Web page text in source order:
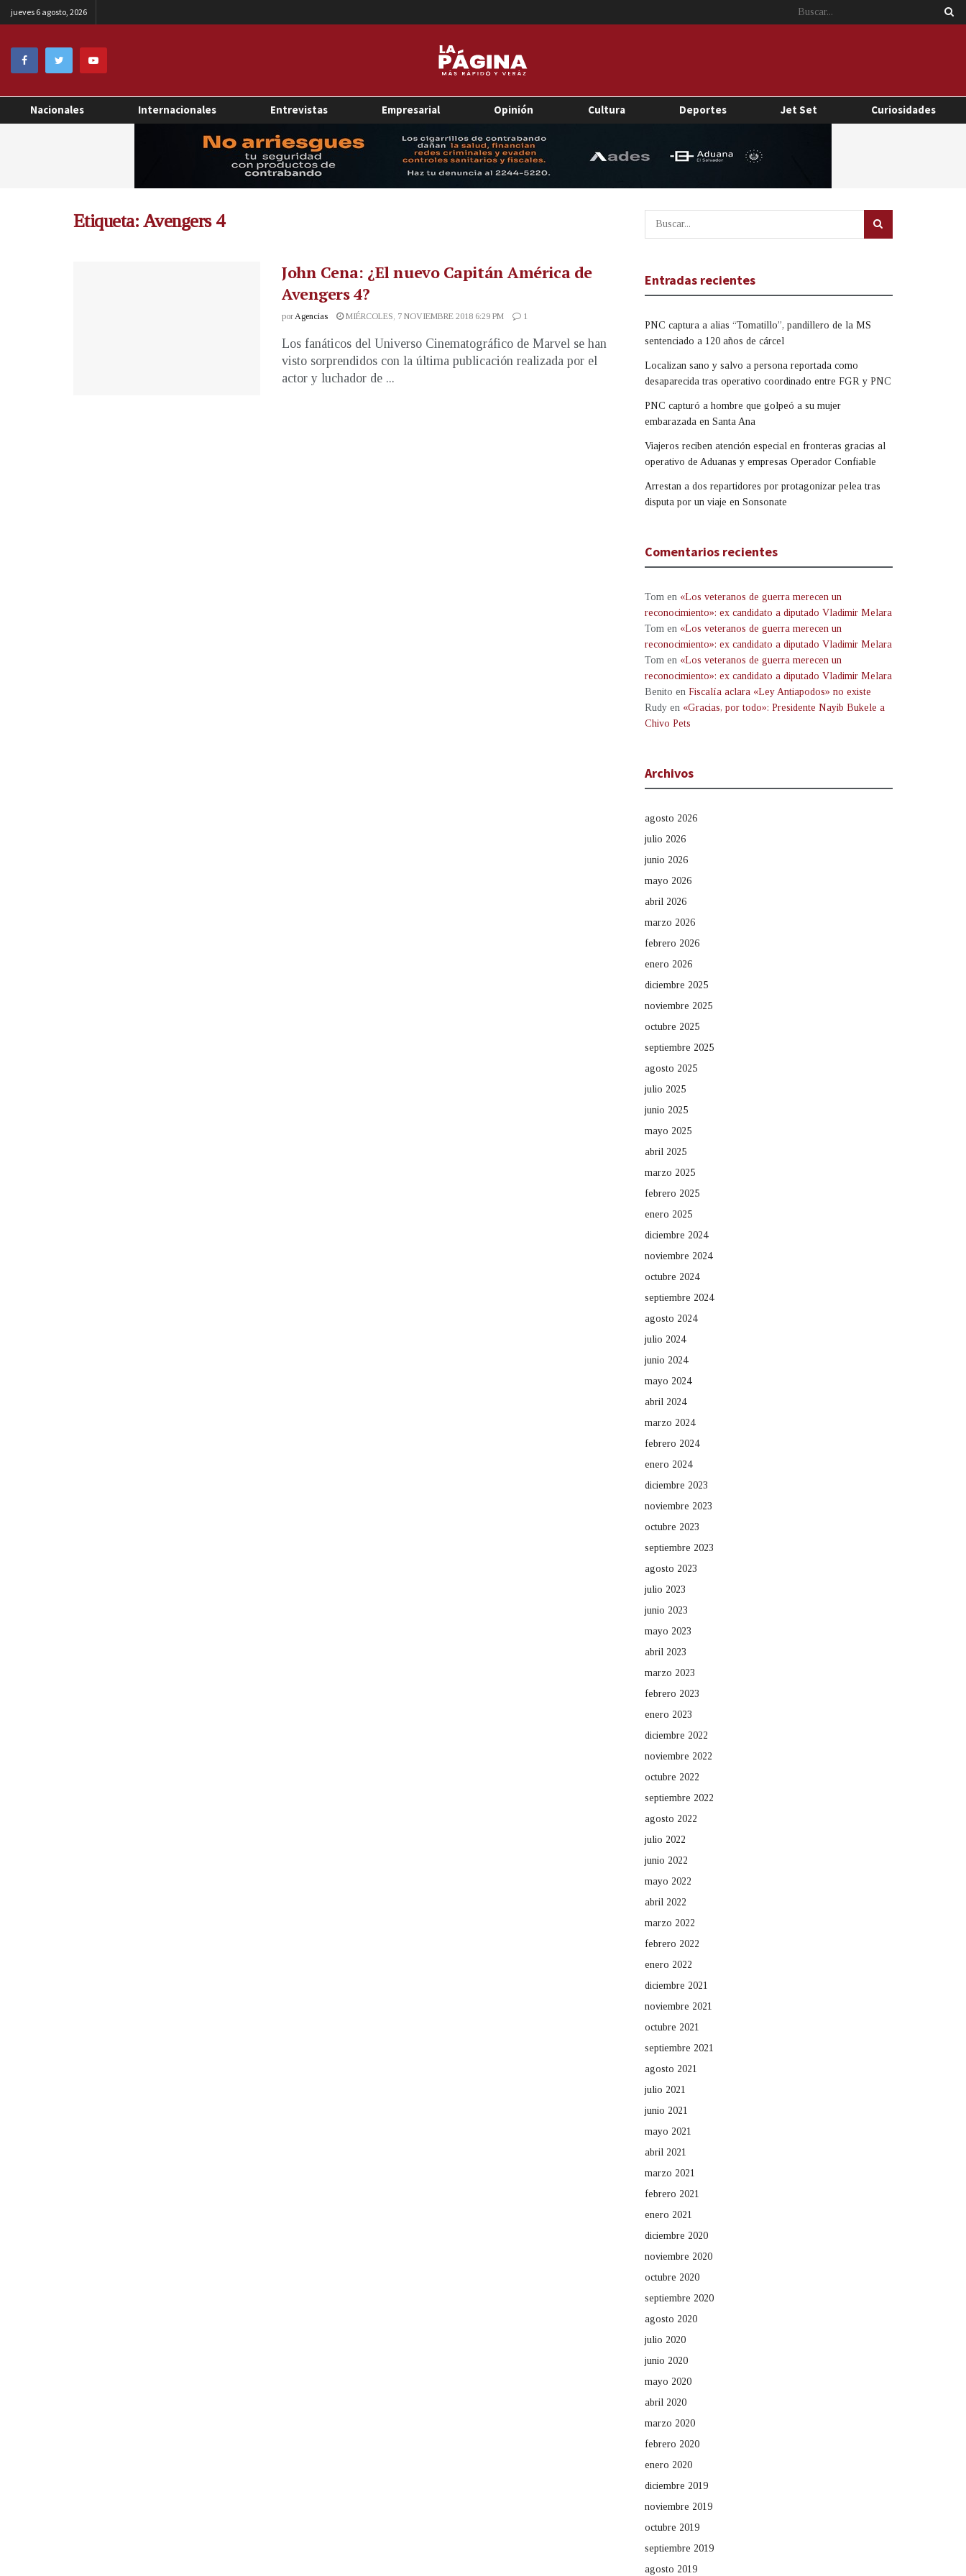
jueves 6 agosto, 2026
Nacionales Internacionales Entrevistas Empresarial Opinión Cultura Deportes Jet Set Curiosidades
Etiqueta: Avengers 4
John Cena: ¿El nuevo Capitán América de
Avengers 4?
porAgencias MIÉRCOLES, 7 NOVIEMBRE 2018 6:29 PM 1
Los fanáticos del Universo Cinematográfico de Marvel se han
visto sorprendidos con la última publicación realizada por el
actor y luchador de ...
Entradas recientes
PNC captura a alias “Tomatillo”, pandillero de la MS
sentenciado a 120 años de cárcel
Localizan sano y salvo a persona reportada como
desaparecida tras operativo coordinado entre FGR y PNC
PNC capturó a hombre que golpeó a su mujer
embarazada en Santa Ana
Viajeros reciben atención especial en fronteras gracias al
operativo de Aduanas y empresas Operador Confiable
Arrestan a dos repartidores por protagonizar pelea tras
disputa por un viaje en Sonsonate
Comentarios recientes
Tom en «Los veteranos de guerra merecen un
reconocimiento»: ex candidato a diputado Vladimir Melara
Tom en «Los veteranos de guerra merecen un
reconocimiento»: ex candidato a diputado Vladimir Melara
Tom en «Los veteranos de guerra merecen un
reconocimiento»: ex candidato a diputado Vladimir Melara
Benito en Fiscalía aclara «Ley Antiapodos» no existe
Rudy en «Gracias, por todo»: Presidente Nayib Bukele a
Chivo Pets
Archivos
agosto 2026
julio 2026
junio 2026
mayo 2026
abril 2026
marzo 2026
febrero 2026
enero 2026
diciembre 2025
noviembre 2025
octubre 2025
septiembre 2025
agosto 2025
julio 2025
junio 2025
mayo 2025
abril 2025
marzo 2025
febrero 2025
enero 2025
diciembre 2024
noviembre 2024
octubre 2024
septiembre 2024
agosto 2024
julio 2024
junio 2024
mayo 2024
abril 2024
marzo 2024
febrero 2024
enero 2024
diciembre 2023
noviembre 2023
octubre 2023
septiembre 2023
agosto 2023
julio 2023
junio 2023
mayo 2023
abril 2023
marzo 2023
febrero 2023
enero 2023
diciembre 2022
noviembre 2022
octubre 2022
septiembre 2022
agosto 2022
julio 2022
junio 2022
mayo 2022
abril 2022
marzo 2022
febrero 2022
enero 2022
diciembre 2021
noviembre 2021
octubre 2021
septiembre 2021
agosto 2021
julio 2021
junio 2021
mayo 2021
abril 2021
marzo 2021
febrero 2021
enero 2021
diciembre 2020
noviembre 2020
octubre 2020
septiembre 2020
agosto 2020
julio 2020
junio 2020
mayo 2020
abril 2020
marzo 2020
febrero 2020
enero 2020
diciembre 2019
noviembre 2019
octubre 2019
septiembre 2019
agosto 2019